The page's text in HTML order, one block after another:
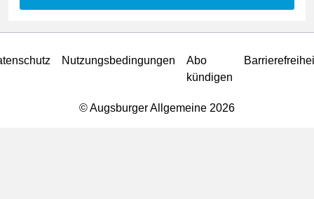
Nutzungsbedingungen
Abo
kündigen
© Augsburger Allgemeine 2026